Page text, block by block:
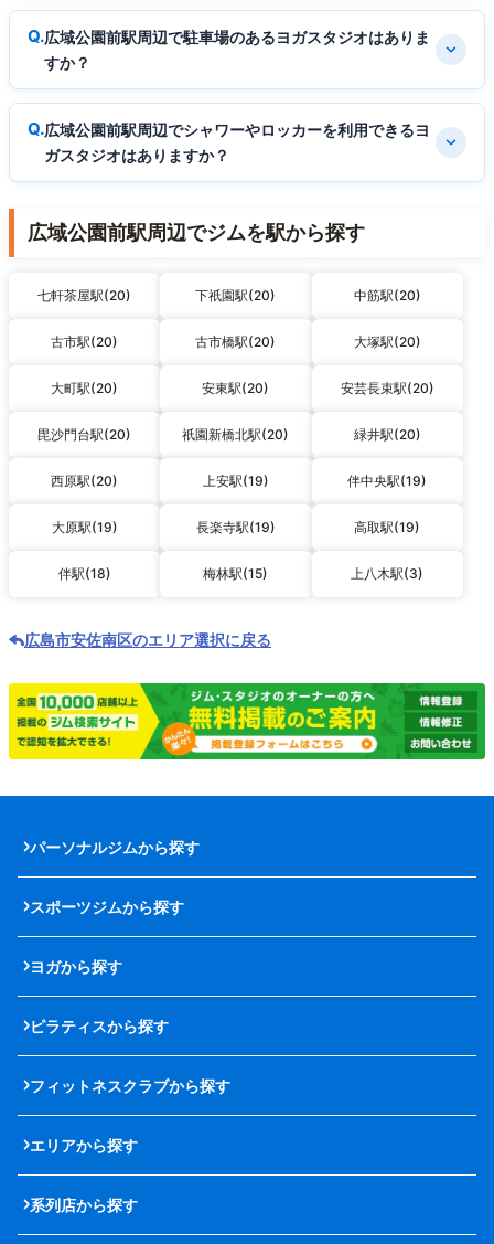
広域公園前駅周辺で駐車場のあるヨガスタジオはありま
すか？
広域公園前駅周辺でシャワーやロッカーを利用できるヨ
ガスタジオはありますか？
広域公園前駅周辺でジムを駅から探す
七軒茶屋駅(20) 下祇園駅(20) 中筋駅(20)
古市駅(20) 古市橋駅(20) 大塚駅(20)
大町駅(20) 安東駅(20) 安芸長束駅(20)
毘沙門台駅(20) 祇園新橋北駅(20) 緑井駅(20)
西原駅(20) 上安駅(19) 伴中央駅(19)
大原駅(19) 長楽寺駅(19) 高取駅(19)
伴駅(18) 梅林駅(15) 上八木駅(3)
広島市安佐南区のエリア選択に戻る
パーソナルジムから探す
スポーツジムから探す
ヨガから探す
ピラティスから探す
フィットネスクラブから探す
エリアから探す
系列店から探す